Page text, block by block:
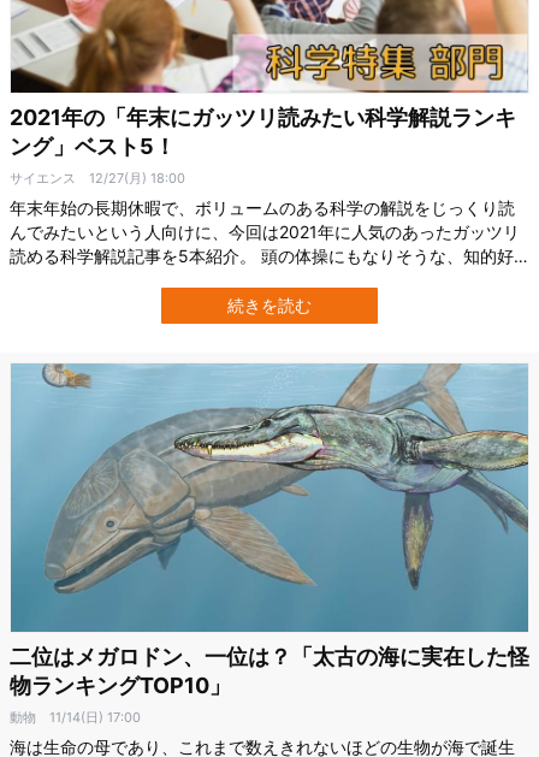
2021年の「年末にガッツリ読みたい科学解説ランキ
ング」ベスト5！
サイエンス 12/27(月) 18:00
年末年始の長期休暇で、ボリュームのある科学の解説をじっくり読
んでみたいという人向けに、今回は2021年に人気のあったガッツリ
読める科学解説記事を5本紹介。 頭の体操にもなりそうな、知的好
2021年ガッツリ読める科学解説記事 BEST5 第5位 宇宙を膨張さ
せる未知のエネルギー「ダークエネルギー」 Credit:pixabay宇宙論
続きを読む
二位はメガロドン、一位は？「太古の海に実在した怪
物ランキングTOP10」
動物 11/14(日) 17:00
海は生命の母であり、これまで数えきれないほどの生物が海で誕生